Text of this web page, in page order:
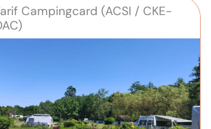
Campingcard (ACSI / CKE-